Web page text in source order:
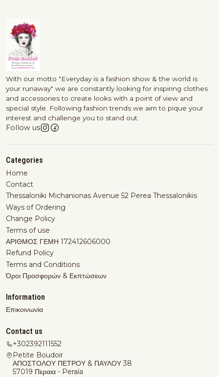
With our motto "Everyday is a fashion show & the world is
your runaway" we are constantly looking for inspiring clothes
and accessories to create looks with a point of view and
special style. Following fashion trends we aim to pique your
interest and challenge you to stand out.
Follow us
Categories
Home
Contact
Thessaloniki Michanionas Avenue 52 Perea Thessalonikis
Ways of Ordering
Change Policy
Terms of use
ΑΡΙΘΜΟΣ ΓΕΜΗ 172412606000
Refund Policy
Terms and Conditions
Όροι Προσφορών & Εκπτώσεων
Information
Επικοινωνία
Contact us
+302392111552
Petite Boudoir
ΑΠΟΣΤΟΛΟΥ ΠΕΤΡΟΥ & ΠΑΥΛΟΥ 38
57019 Περαια - Peraía